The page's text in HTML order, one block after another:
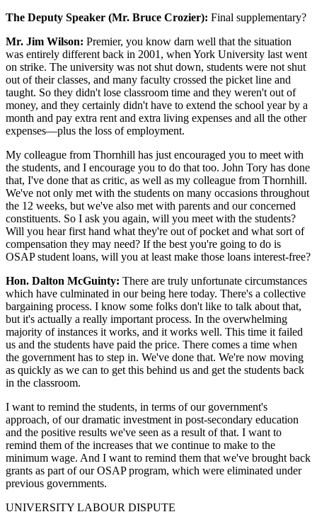
The Deputy Speaker (Mr. Bruce Crozier): Final supplementary?
Mr. Jim Wilson: Premier, you know darn well that the situation
was entirely different back in 2001, when York University last went
on strike. The university was not shut down, students were not shut
out of their classes, and many faculty crossed the picket line and
taught. So they didn't lose classroom time and they weren't out of
money, and they certainly didn't have to extend the school year by a
month and pay extra rent and extra living expenses and all the other
expenses—plus the loss of employment.
My colleague from Thornhill has just encouraged you to meet with
the students, and I encourage you to do that too. John Tory has done
that, I've done that as critic, as well as my colleague from Thornhill.
We've not only met with the students on many occasions throughout
the 12 weeks, but we've also met with parents and our concerned
constituents. So I ask you again, will you meet with the students?
Will you hear first hand what they're out of pocket and what sort of
compensation they may need? If the best you're going to do is
OSAP student loans, will you at least make those loans interest-free?
Hon. Dalton McGuinty: There are truly unfortunate circumstances
which have culminated in our being here today. There's a collective
bargaining process. I know some folks don't like to talk about that,
but it's actually a really important process. In the overwhelming
majority of instances it works, and it works well. This time it failed
us and the students have paid the price. There comes a time when
the government has to step in. We've done that. We're now moving
as quickly as we can to get this behind us and get the students back
in the classroom.
I want to remind the students, in terms of our government's
approach, of our dramatic investment in post-secondary education
and the positive results we've seen as a result of that. I want to
remind them of the increases that we continue to make to the
minimum wage. And I want to remind them that we've brought back
grants as part of our OSAP program, which were eliminated under
previous governments.
UNIVERSITY LABOUR DISPUTE